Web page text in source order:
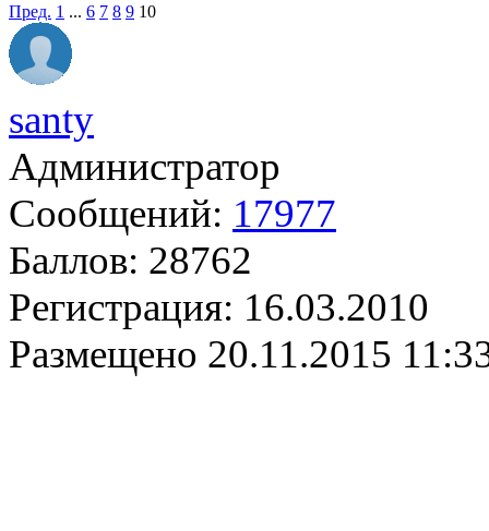
Пред. 1 ... 6 7 8 9 10
santy
Администратор
Сообщений: 17977
Баллов: 28762
Регистрация: 16.03.2010
Размещено 20.11.2015